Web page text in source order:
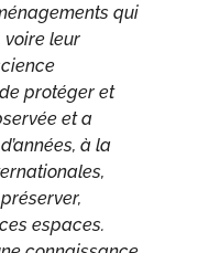
qui
leur
protéger et
et a
à la
espaces.